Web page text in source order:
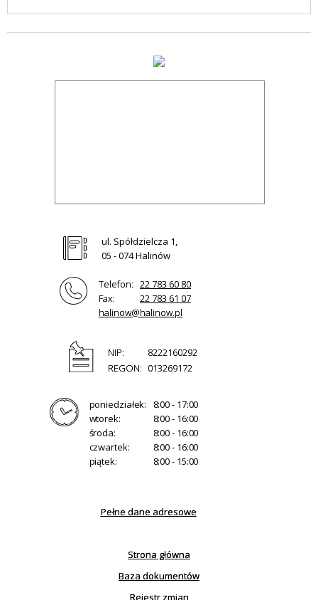
ul. Spółdzielcza 1,
05 - 074 Halinów
Telefon: 22 783 60 80
Fax:
22 783 61 07
halinow@halinow.pl
NIP:
8222160292
REGON: 013269172
poniedziałek:
8:00 - 17:00
wtorek:
8:00 - 16:00
środa:
8:00 - 16:00
czwartek:
8:00 - 16:00
piątek:
8:00 - 15:00
Pełne dane adresowe
Strona główna
Baza dokumentów
Rejestr zmian